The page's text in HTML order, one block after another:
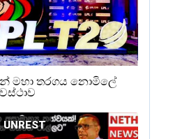
මහා තරගය නොමිලේ
UNREST